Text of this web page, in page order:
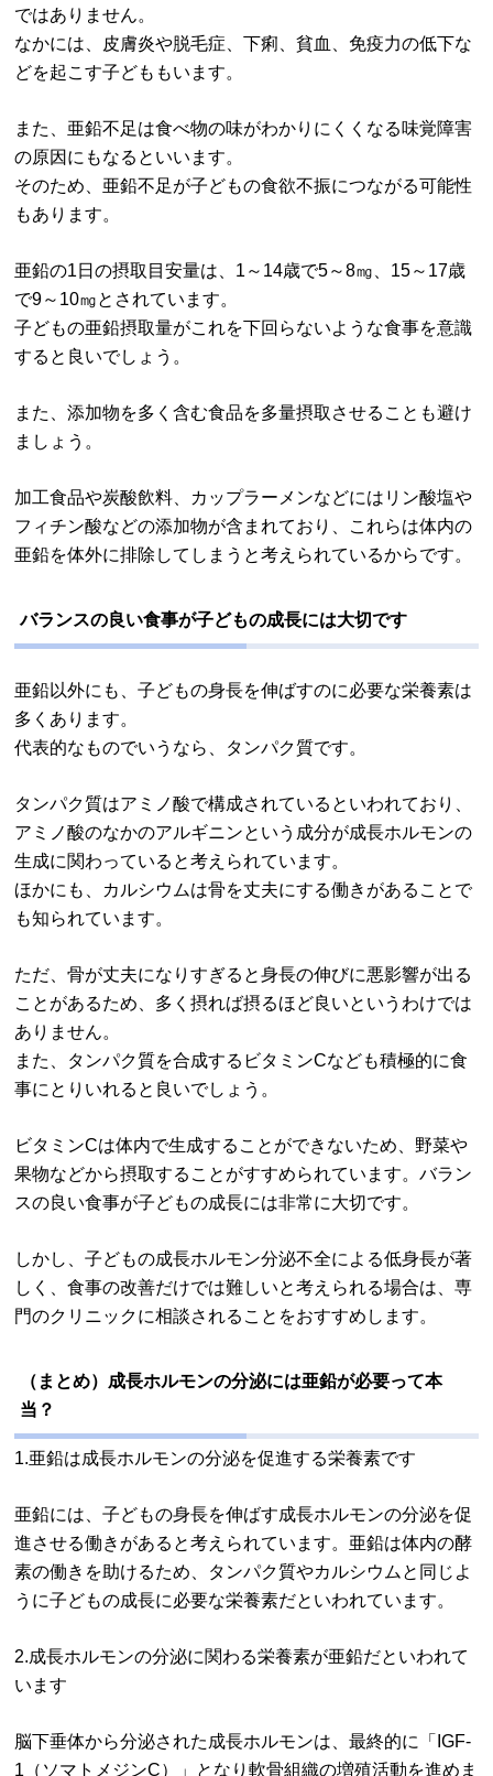
ではありません。
なかには、皮膚炎や脱毛症、下痢、貧血、免疫力の低下な
どを起こす子どももいます。
また、亜鉛不足は食べ物の味がわかりにくくなる味覚障害
の原因にもなるといいます。
そのため、亜鉛不足が子どもの食欲不振につながる可能性
もあります。
亜鉛の1日の摂取目安量は、1～14歳で5～8㎎、15～17歳
で9～10㎎とされています。
子どもの亜鉛摂取量がこれを下回らないような食事を意識
すると良いでしょう。
また、添加物を多く含む食品を多量摂取させることも避け
ましょう。
加工食品や炭酸飲料、カップラーメンなどにはリン酸塩や
フィチン酸などの添加物が含まれており、これらは体内の
亜鉛を体外に排除してしまうと考えられているからです。
バランスの良い食事が子どもの成長には大切です
亜鉛以外にも、子どもの身長を伸ばすのに必要な栄養素は
多くあります。
代表的なものでいうなら、タンパク質です。
タンパク質はアミノ酸で構成されているといわれており、
アミノ酸のなかのアルギニンという成分が成長ホルモンの
生成に関わっていると考えられています。
ほかにも、カルシウムは骨を丈夫にする働きがあることで
も知られています。
ただ、骨が丈夫になりすぎると身長の伸びに悪影響が出る
ことがあるため、多く摂れば摂るほど良いというわけでは
ありません。
また、タンパク質を合成するビタミンCなども積極的に食
事にとりいれると良いでしょう。
ビタミンCは体内で生成することができないため、野菜や
果物などから摂取することがすすめられています。バラン
スの良い食事が子どもの成長には非常に大切です。
しかし、子どもの成長ホルモン分泌不全による低身長が著
しく、食事の改善だけでは難しいと考えられる場合は、専
門のクリニックに相談されることをおすすめします。
（まとめ）成長ホルモンの分泌には亜鉛が必要って本
当？
1.亜鉛は成長ホルモンの分泌を促進する栄養素です
亜鉛には、子どもの身長を伸ばす成長ホルモンの分泌を促
進させる働きがあると考えられています。亜鉛は体内の酵
素の働きを助けるため、タンパク質やカルシウムと同じよ
うに子どもの成長に必要な栄養素だといわれています。
2.成長ホルモンの分泌に関わる栄養素が亜鉛だといわれて
います
脳下垂体から分泌された成長ホルモンは、最終的に「IGF-
1（ソマトメジンC）」となり軟骨組織の増殖活動を進めま